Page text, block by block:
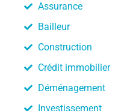
Assurance
Bailleur
Construction
Crédit immobilier
Déménagement
Investissement